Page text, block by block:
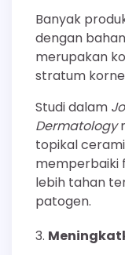
Banyak
dengan
merupakan
stratum
Studi dalam
Dermatology
topikal
memperbaiki
lebih tahan
patogen.